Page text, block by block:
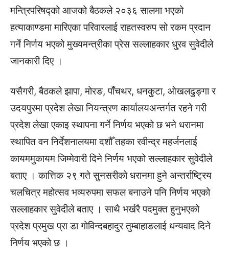
मन्त्रिपरिषद्को आजको बैठकले २०३६ सालमा भएको
हत्याकाण्डमा मारिएका परिवारलाई राहतस्वरुप सो रकम प्रदान
गर्ने निर्णय भएको मुख्यमन्त्रीका प्रेस सल्लाहकार धु्रव सुवेदीले
जानकारी दिए ।
यसैगरी, बैठकले झापा, मोरङ, पाँचथर, धनकुुटा, ओखलढुङ्गा र
उदयपुरमा प्रदेश लेखा नियन्त्रण कार्यालयअन्तर्गत रहने गरी
प्रदेश लेखा एकाइ स्थापना गर्ने निर्णय भएको छ भने धरानमा
स्थापित वन निर्देशनालयमा दशौँ तहका रवीन्द्र महर्जनलाई
कायममुकायम जिम्मेवारी दिने निर्णय भएको सल्लाहकार सुवेदीले
बताए । कात्तिक २९ गते सुनसरीको धरानमा हुने अन्तर्राष्ट्रिय
चलचित्र महोत्सव भव्यरुपमा सफल बनाउने पनि निर्णय भएको
सल्लाहकार सुवेदीले बताए । साथै भर्खरै पदमुक्त हुनुभएको
प्रदेश प्रमुख प्रा डा गोविन्दबहादुर तुम्बाहाङलाई धन्यवाद दिने
निर्णय भएको छ ।